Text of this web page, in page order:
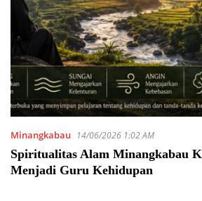
Minangkabau 14/06/2026 1:02 AM
Spiritualitas Alam Minangkabau
Menjadi Guru Kehidupan